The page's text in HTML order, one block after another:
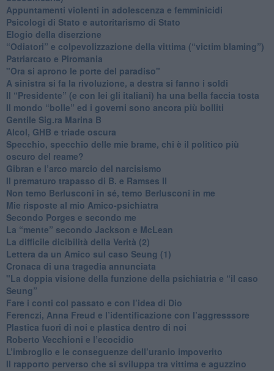
​Appuntamenti violenti in adolescenza e femminicidi
​Psicologi di Stato e autoritarismo di Stato
Elogio della diserzione
“Odiatori” e colpevolizzazione della vittima (“victim blaming”)
​Patriarcato e Piromania
"Ora si aprono le porte del paradiso"
​A sinistra si fa la rivoluzione, a destra si fanno i soldi
​Il “Presidente” (e con lei gli italiani) ha una bella faccia tosta
​Il mondo “bolle” ed i governi sono ancora più bolliti
​Gentile Sig.ra Marina B
​Alcol, GHB e triade oscura
​Specchio, specchio delle mie brame, chi è il politico più
oscuro del reame?
​Gibran e l’arco marcio del narcisismo
​Il prematuro trapasso di B. e Ramses II
​Non temo Berlusconi in sé, temo Berlusconi in me
​Mie risposte al mio Amico-psichiatra
​Secondo Porges e secondo me
​La “mente” secondo Jackson e McLean
La difficile dicibilità della Verità (2)
​Lettera da un Amico sul caso Seung (1)
​Cronaca di una tragedia annunciata
"​La doppia visione della funzione della psichiatria e “il caso
Seung”
​Fare i conti col passato e con l’idea di Dio
​Ferenczi, Anna Freud e l’identificazione con l’aggresssore
Plastica fuori di noi e plastica dentro di noi
​Roberto Vecchioni e l’ecocidio
​L’imbroglio e le conseguenze dell’uranio impoverito
​Il rapporto perverso che si sviluppa tra vittima e aguzzino